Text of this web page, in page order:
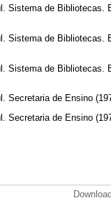
Sistema de
Sistema de
Sistema de
Secretaria de Ensino
Secretaria de Ensino